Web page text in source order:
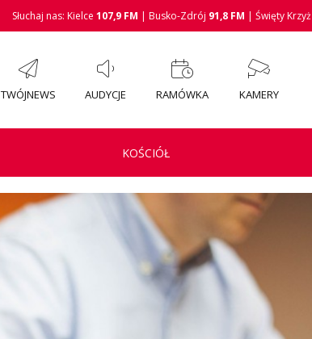
Słuchaj nas: Kielce 107,9 FM | Busko-Zdrój 91,8 FM | Święty Krzyż
TWÓJNEWS AUDYCJE RAMÓWKA KAMERY
KOŚCIÓŁ